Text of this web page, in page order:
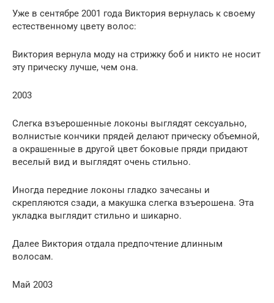
Уже в сентябре 2001 года Виктория вернулась к своему
естественному цвету волос:
Виктория вернула моду на стрижку боб и никто не носит
эту прическу лучше, чем она.
2003
Слегка взъерошенные локоны выглядят сексуально,
волнистые кончики прядей делают прическу объемной,
а окрашенные в другой цвет боковые пряди придают
веселый вид и выглядят очень стильно.
Иногда передние локоны гладко зачесаны и
скрепляются сзади, а макушка слегка взъерошена. Эта
укладка выглядит стильно и шикарно.
Далее Виктория отдала предпочтение длинным
волосам.
Май 2003